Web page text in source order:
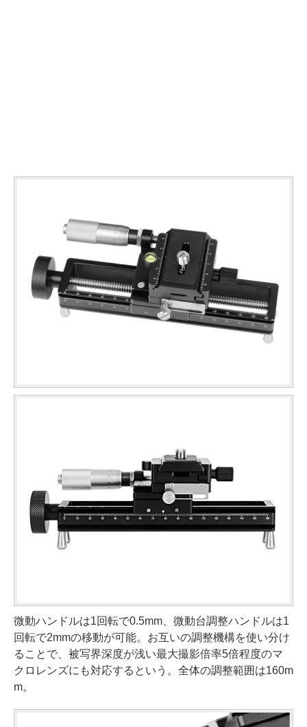
微動ハンドルは1回転で0.5mm、微動台調整ハンドルは1
回転で2mmの移動が可能。お互いの調整機構を使い分け
ることで、被写界深度が浅い最大撮影倍率5倍程度のマ
クロレンズにも対応するという。全体の調整範囲は160m
m。